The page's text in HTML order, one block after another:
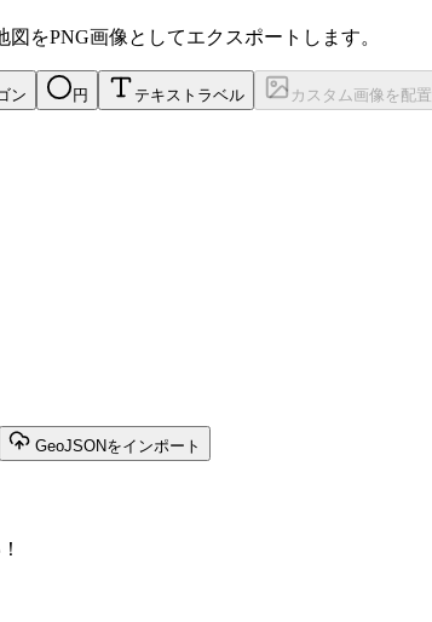
をPNG画像としてエクスポートします。
ン 円 テキストラベル カスタム画像を配置
GeoJSONをインポート